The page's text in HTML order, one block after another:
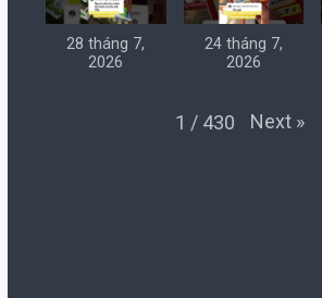
28 tháng 7,
2026
24 tháng 7,
2026
1 / 430 Next »